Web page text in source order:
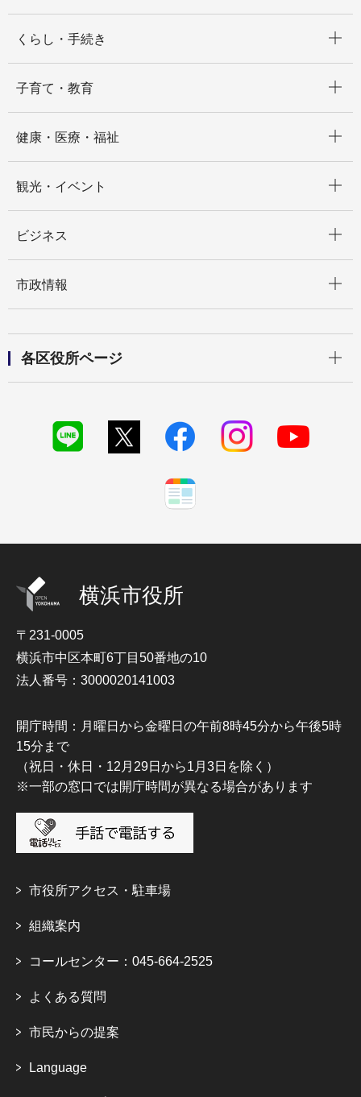
くらし・手続き
子育て・教育
健康・医療・福祉
観光・イベント
ビジネス
市政情報
各区役所ページ
横浜市役所
〒231-0005
横浜市中区本町6丁目50番地の10
法人番号：3000020141003
開庁時間：月曜日から金曜日の午前8時45分から午後5時
15分まで
（祝日・休日・12月29日から1月3日を除く）
※一部の窓口では開庁時間が異なる場合があります
市役所アクセス・駐車場
組織案内
コールセンター：045-664-2525
よくある質問
市民からの提案
Language